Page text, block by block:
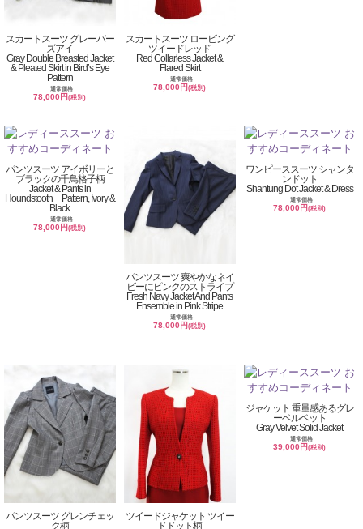
スカートスーツ グレーバー
ズアイ
Gray Double Breasted Jacket
& Pleated Skirt in Bird’s Eye
Pattern
通常価格
78,000円(税別)
スカートスーツ ロービング
ツイードレッド
Red Collarless Jacket &
Flared Skirt
通常価格
78,000円(税別)
パンツスーツ アイボリーと
ブラックの千鳥格子柄
Jacket & Pants in
Houndstooth Pattern, Ivory &
Black
通常価格
78,000円(税別)
パンツスーツ 爽やかなネイ
ビーにピンクのストライプ
Fresh Navy Jacket And Pants
Ensemble in Pink Stripe
通常価格
78,000円(税別)
ワンピーススーツ シャンタ
ンドット
Shantung Dot Jacket & Dress
通常価格
78,000円(税別)
パンツスーツ グレンチェッ
ク柄
ツイードジャケット ツイー
ドドット柄
ジャケット 重量感あるグレ
ーベルベット
Gray Velvet Solid Jacket
通常価格
39,000円(税別)